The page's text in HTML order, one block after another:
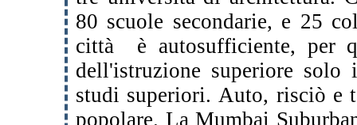
80 scuole secondarie, e 25
città è autosufficiente, per
dell'istruzione superiore
studi superiori. Auto, risciò e
popolare. La Mumbai